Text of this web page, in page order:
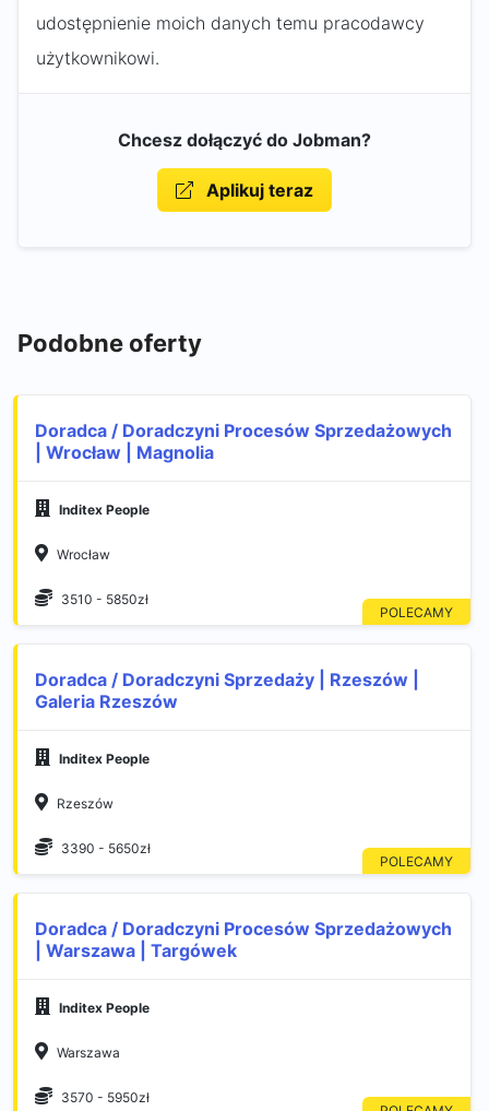
udostępnienie moich danych temu pracodawcy
użytkownikowi.
Chcesz dołączyć do Jobman?
Aplikuj teraz
Podobne oferty
Doradca / Doradczyni Procesów Sprzedażowych
| Wrocław | Magnolia
Inditex People
Wrocław
3510 - 5850zł
Doradca / Doradczyni Sprzedaży | Rzeszów |
Galeria Rzeszów
Inditex People
Rzeszów
3390 - 5650zł
Doradca / Doradczyni Procesów Sprzedażowych
| Warszawa | Targówek
Inditex People
Warszawa
3570 - 5950zł